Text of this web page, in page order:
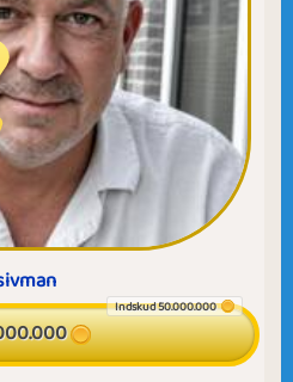
Indskud 50.000.000